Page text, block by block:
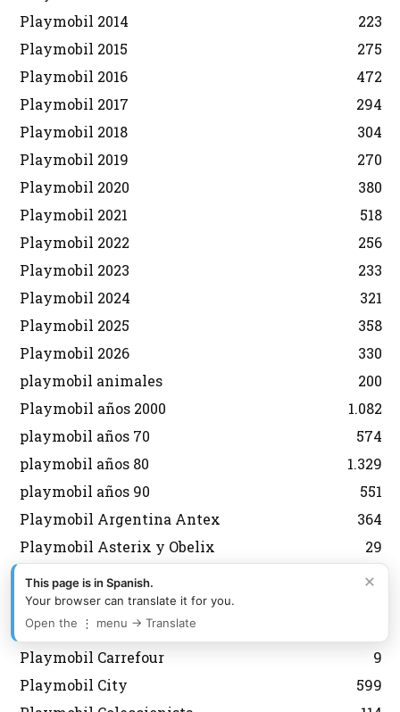
Playmobil 2014
223
Playmobil 2015
275
Playmobil 2016
472
Playmobil 2017
294
Playmobil 2018
304
Playmobil 2019
270
Playmobil 2020
380
Playmobil 2021
518
Playmobil 2022
256
Playmobil 2023
233
Playmobil 2024
321
Playmobil 2025
358
Playmobil 2026
330
playmobil animales
200
Playmobil años 2000
1.082
playmobil años 70
574
playmobil años 80
1.329
playmobil años 90
551
Playmobil Argentina Antex
364
Playmobil Asterix y Obelix
29
Playmobil aviones
134
Playmobil Belen
Playmobil Brasil Trol
Playmobil Carrefour
9
Playmobil City
599
×
This page is in Spanish.
Your browser can translate it for you.
Open the ⋮ menu → Translate